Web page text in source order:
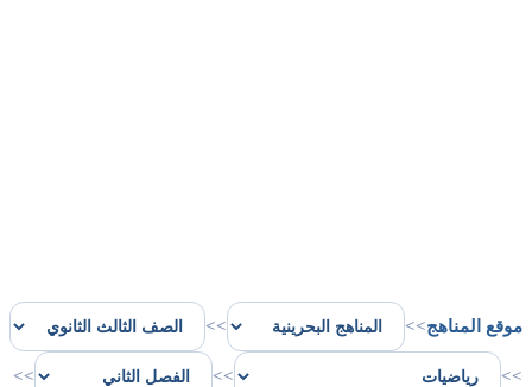
موقع المناهج>>
>>
>>
>>
>>